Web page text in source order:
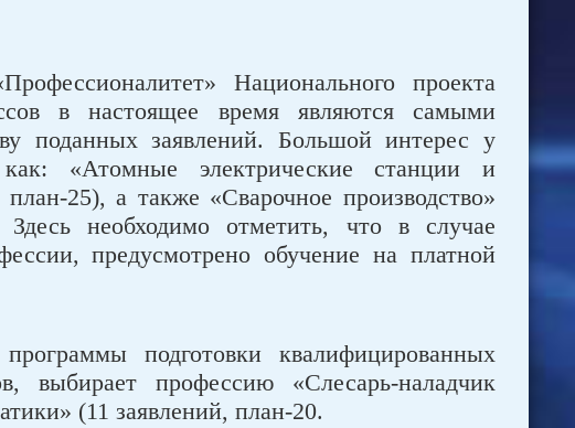
Национального проекта
в настоящее время являются самыми
поданных заявлений. Большой интерес у
«Атомные электрические станции и
25), а также «Сварочное производство»
Здесь необходимо отметить, что в случае
предусмотрено обучение на платной
подготовки квалифицированных
выбирает профессию «Слесарь-наладчик
(11 заявлений, план-20.